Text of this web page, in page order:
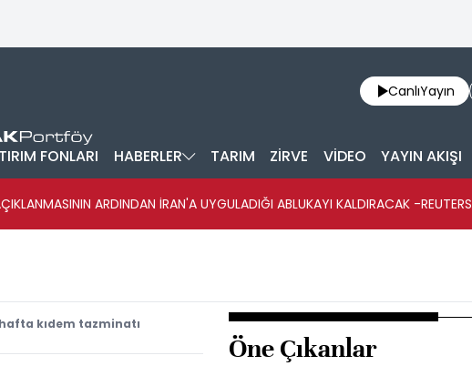
CanlıYayın
FONLARI HABERLER TARIM ZİRVE VİDEO YAYIN AKIŞI
ARDINDAN İRAN'A UYGULADIĞI ABLUKAYI KALDIRACAK -REUTERS
kıdem tazminatı
Öne Çıkanlar